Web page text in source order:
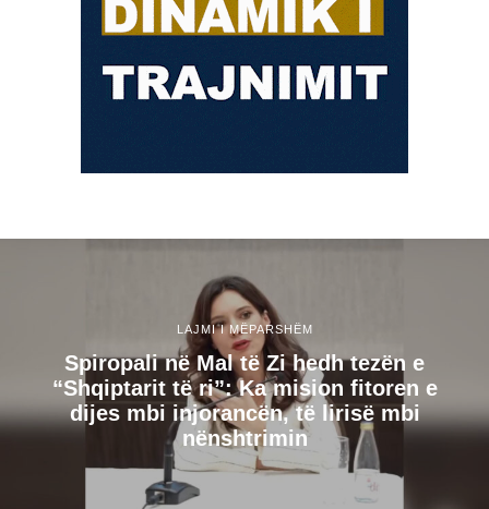
LAJMI I MËPARSHËM
Spiropali në Mal të Zi hedh tezën e
“Shqiptarit të ri”: Ka mision fitoren e
dijes mbi injorancën, të lirisë mbi
nënshtrimin